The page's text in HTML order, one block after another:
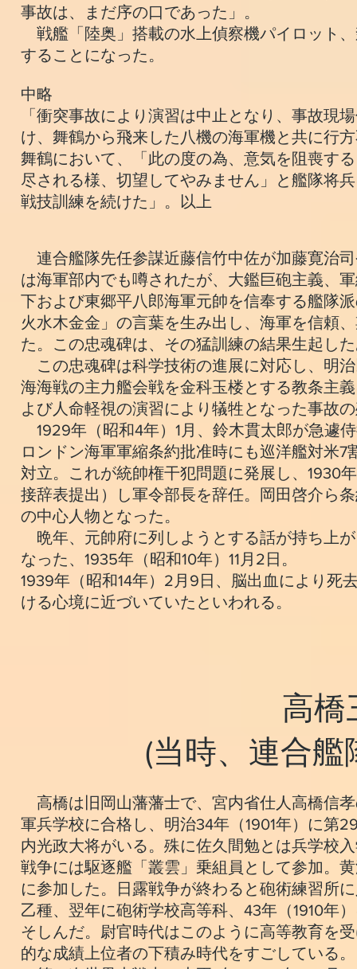
事故は、まだ序の口であった」。
戦艦「陸奥」搭載の水上偵察機パイロット
することになった。
中略
「衝突事故により演習は中止となり、事故現
け、舞鶴から飛来した八機の海軍機と共に行
舞鶴において、「此の度の為、意気を阻喪す
尽される様、切望してやみません」と艦隊将
戦技訓練を続けた」。以上
連合艦隊先任参謀近藤信竹中佐が加藤寛治
は海軍部内でも噂されたが、大鑑巨砲主義、
下および東郷平八郎海軍元帥を信奉する艦隊
火水木金金」の言葉を生み出し、海軍を信頼
た。この忠魂碑は、その猛訓練の結果生起し
この忠魂碑は科学技術の進展に対応し、明
海海戦の主力艦会戦を金科玉楼とする教条主
よび人命軽視の演習により犠牲となった事故
1929年（昭和4年）1月、鈴木貫太郎が急遽
ロンドン海軍軍縮条約批准時にも巡洋艦対米
対立。これが統帥権干犯問題に発展し、1930
接辞表提出）し軍令部長を辞任。岡田啓介ら
の中心人物となった。
晩年、元帥府に列しようとする話が持ち上
なった、1935年（昭和10年）11月2日。
1939年（昭和14年）2月9日、脳出血により死
ける心境に近づいていたといわれる。
高
(当時、連合艦
高橋は旧岡山藩藩士で、宮内省仕人高橋信
軍兵学校に合格し、明治34年（1901年）に第
内光政大将がいる。殊に佐久間勉とは兵学校
戦争には駆逐艦「叢雲」乗組員として参加。
に参加した。日露戦争が終わると砲術練習所
乙種、翌年に砲術学校高等科、43年（1910年
そしんだ。尉官時代はこのように高等教育を
的な成績上位者の下積み時代をすごしている。